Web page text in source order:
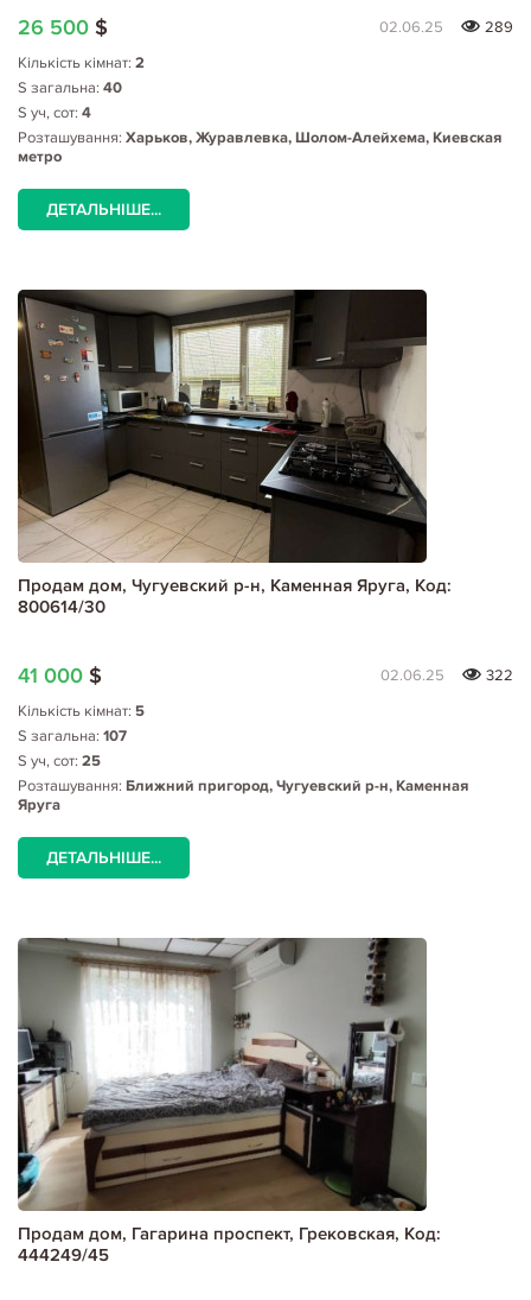
26 500 $ 02.06.25
289
Кількість кімнат: 2
S загальна: 40
S уч, сот: 4
Розташування: Харьков, Журавлевка, Шолом-Алейхема, Киевская
метро
ДЕТАЛЬНІШЕ...
Продам дом, Чугуевский р-н, Каменная Яруга, Код:
800614/30
41 000 $ 02.06.25
322
Кількість кімнат: 5
S загальна: 107
S уч, сот: 25
Розташування: Ближний пригород, Чугуевский р-н, Каменная
Яруга
ДЕТАЛЬНІШЕ...
Продам дом, Гагарина проспект, Грековская, Код:
444249/45